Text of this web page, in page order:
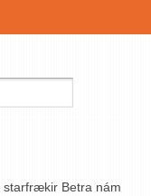
starfrækir Betra nám